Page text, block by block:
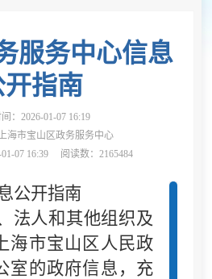
服务中心信息
开指南
：2026-01-07 16:19
海市宝山区政务服务中心
07 16:39
阅读数：2165484
公开指南
法人和其他组织及
海市宝山区人民政
室的政府信息，充